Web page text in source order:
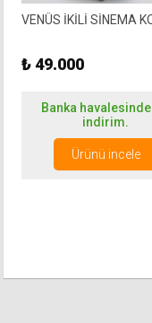
VENÜS İKİLİ SİNEMA
₺ 49.000
Banka havalesinde
indirim.
Ürünü incele